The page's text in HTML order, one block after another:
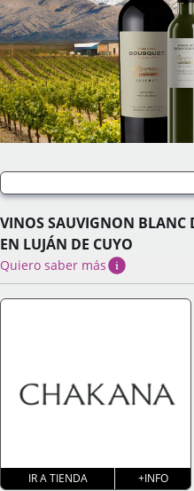
VINOS SAUVIGNON BLANC
EN LUJÁN DE CUYO
Quiero saber más
IR A TIENDA +INFO